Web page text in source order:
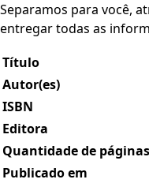
Separamos para você,
entregar todas as
Título
Autor(es)
ISBN
Editora
Quantidade de páginas
Publicado em